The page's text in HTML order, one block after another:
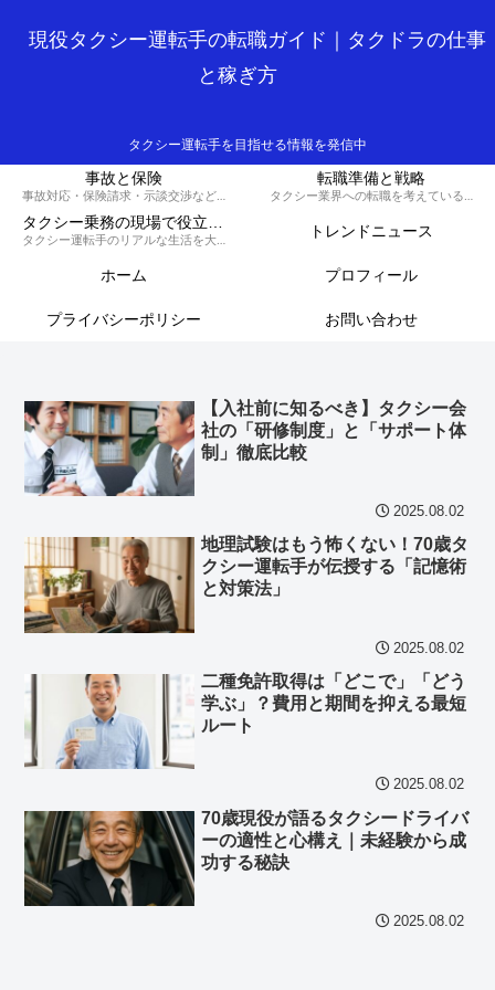
現役タクシー運転手の転職ガイド｜タクドラの仕事
と稼ぎ方
タクシー運転手を目指せる情報を発信中
事故と保険
事故対応・保険請求・示談交渉など、損しないための知識と対策を解説するカテゴリです。
転職準備と戦略
タクシー業界への転職を考えている方へ、履歴書の書き方や面接対策、必要な資格など、スムーズに転職を成功させるための戦略を解説します。
タクシー乗務の現場で役立つ実務集
タクシー運転手のリアルな生活を大公開！70歳現役ドライバーの晩御飯から転職のコツ、稼ぐノウハウ、トラブル回避術、外国人対応まで、タクシードライバーのライフスタイルをまるっとお届けします。 トレンドニュース
ホーム プロフィール
プライバシーポリシー お問い合わせ
【入社前に知るべき】タクシー会
社の「研修制度」と「サポート体
制」徹底比較
2025.08.02
地理試験はもう怖くない！70歳タ
クシー運転手が伝授する「記憶術
と対策法」
2025.08.02
二種免許取得は「どこで」「どう
学ぶ」？費用と期間を抑える最短
ルート
2025.08.02
70歳現役が語るタクシードライバ
ーの適性と心構え｜未経験から成
功する秘訣
2025.08.02